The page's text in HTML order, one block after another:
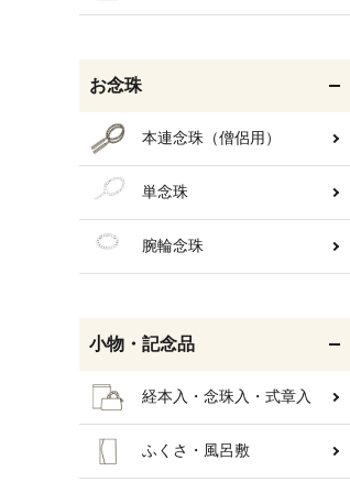
お念珠
本連念珠（僧侶用）
単念珠
腕輪念珠
小物・記念品
経本入・念珠入・式章入
ふくさ・風呂敷